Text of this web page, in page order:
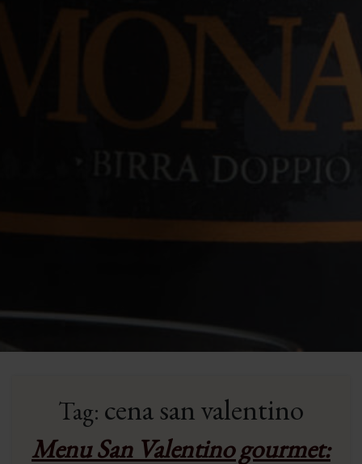
Tag: cena san valentino
Menu San Valentino gourmet: